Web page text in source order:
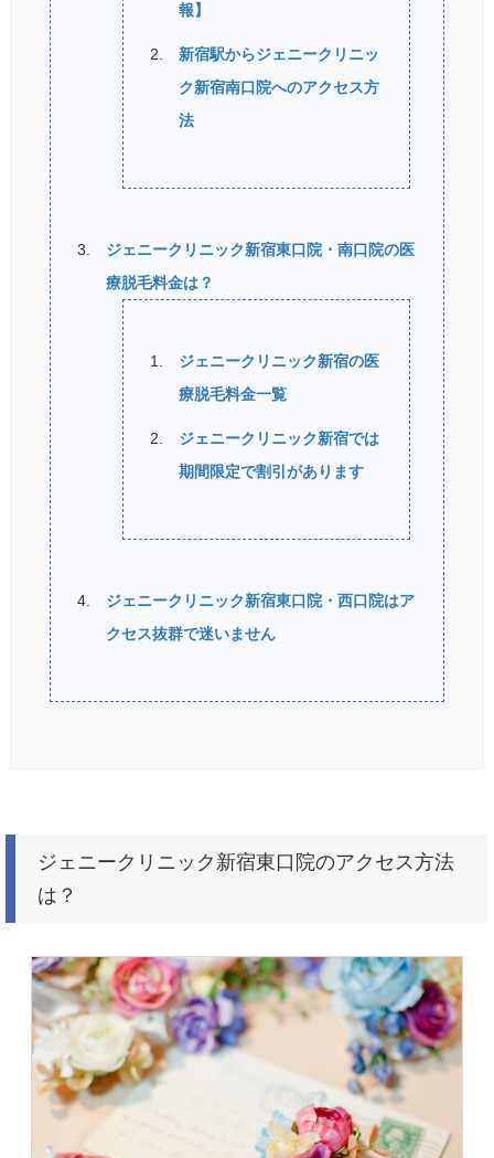
報】
新宿駅からジェニークリニッ
ク新宿南口院へのアクセス方
法
ジェニークリニック新宿東口院・南口院の医
療脱毛料金は？
ジェニークリニック新宿の医
療脱毛料金一覧
ジェニークリニック新宿では
期間限定で割引があります
ジェニークリニック新宿東口院・西口院はア
クセス抜群で迷いません
ジェニークリニック新宿東口院のアクセス方法
は？